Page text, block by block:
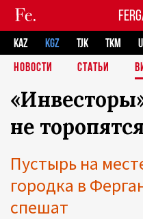
KAZ KGZ TJK TKM
НОВОСТИ
СТАТЬИ
не торопятся
Пустырь на
городка в
спешат